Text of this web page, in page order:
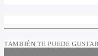
TAMBIÉN TE PUEDE GUSTAR